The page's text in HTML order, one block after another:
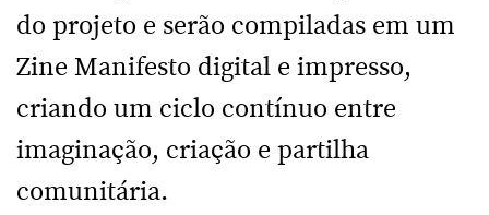
do projeto e serão compiladas em um
Zine Manifesto digital e impresso,
criando um ciclo contínuo entre
imaginação, criação e partilha
comunitária.